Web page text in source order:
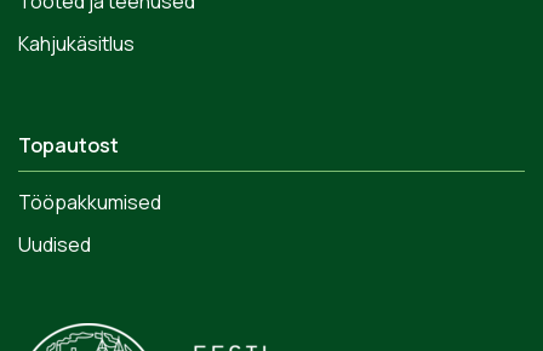
Kahjukäsitlus
Topautost
Tööpakkumised
Uudised